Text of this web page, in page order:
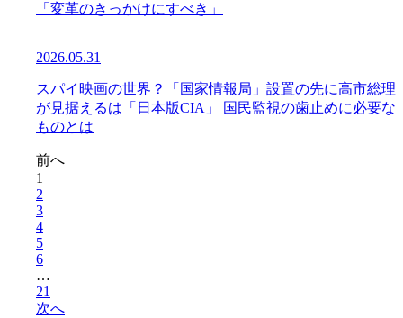
「変革のきっかけにすべき」
2026.05.31
スパイ映画の世界？「国家情報局」設置の先に高市総理
が見据えるは「日本版CIA」 国民監視の歯止めに必要な
ものとは
前へ
1
2
3
4
5
6
…
21
次へ